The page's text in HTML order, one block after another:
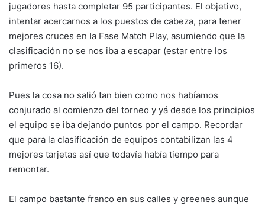
jugadores hasta completar 95 participantes. El objetivo,
intentar acercarnos a los puestos de cabeza, para tener
mejores cruces en la Fase Match Play, asumiendo que la
clasificación no se nos iba a escapar (estar entre los
primeros 16).
Pues la cosa no salió tan bien como nos habíamos
conjurado al comienzo del torneo y yá desde los principios
el equipo se iba dejando puntos por el campo. Recordar
que para la clasificación de equipos contabilizan las 4
mejores tarjetas así que todavía había tiempo para
remontar.
El campo bastante franco en sus calles y greenes aunque